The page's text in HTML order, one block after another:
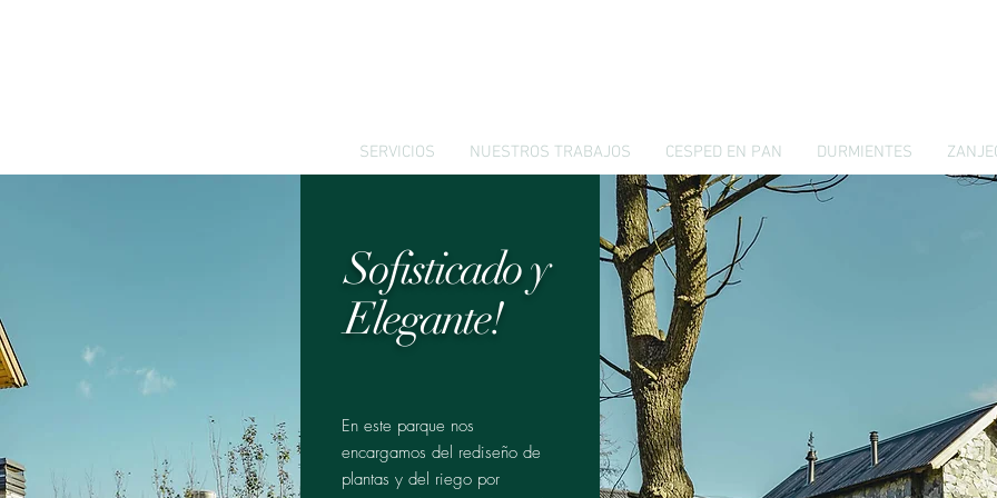
SERVICIOS NUESTROS TRABAJOS CESPED EN PAN DURMIENTES
Sofisticadoy
Elegante!
En este parque nos
encargamos del rediseño de
plantas y del riego por